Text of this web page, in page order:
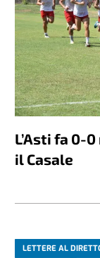
L’Asti fa 0-
il Casale
LETTERE AL